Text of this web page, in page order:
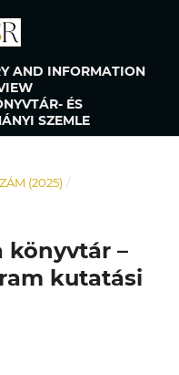
AND INFORMATION
ÉS
SZEMLE
(2025) /
könyvtár –
kutatási